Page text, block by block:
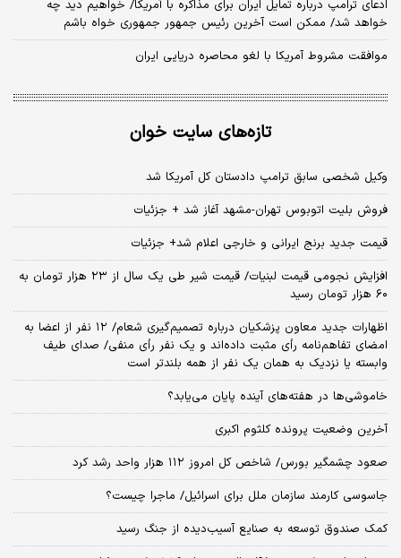
ادعای ترامپ درباره تمایل ایران برای مذاکره با آمریکا/ خواهیم دید چه
خواهد شد/ ممکن است آخرین رئیس‌ جمهور جمهوری خواه باشم
موافقت مشروط آمریکا با لغو محاصره دریایی ایران
تازه‌های سایت خوان
وکیل شخصی سابق ترامپ دادستان کل آمریکا شد
فروش بلیت اتوبوس تهران-مشهد آغاز شد + جزئیات
قیمت جدید برنج ایرانی و خارجی اعلام شد+ جزئیات
افزایش نجومی قیمت لبنیات/ قیمت شیر طی یک سال از ۲۳ هزار تومان به
۶۰ هزار تومان رسید
اظهارات جدید معاون پزشکیان درباره تصمیم‌گیری شعام/ ۱۲ نفر از اعضا به
امضای تفاهم‌نامه رأی مثبت داده‌اند و یک نفر رأی منفی/ صدای طیف
وابسته یا نزدیک به همان یک نفر از همه بلندتر است
خاموشی‌ها در هفته‌های آینده پایان می‌یابد؟
آخرین وضعیت پرونده کلثوم اکبری
صعود چشمگیر بورس/ شاخص کل امروز ۱۱۲ هزار واحد رشد کرد
جاسوسی کارمند سازمان ملل برای اسرائیل/ ماجرا چیست؟
کمک صندوق توسعه به صنایع آسیب‌دیده از جنگ رسید